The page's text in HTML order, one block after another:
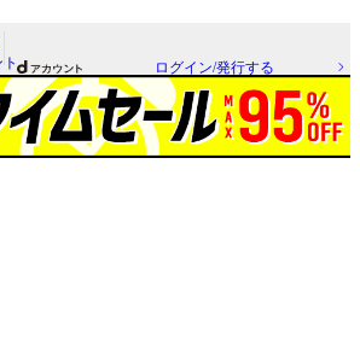
ト ログイン/発行する